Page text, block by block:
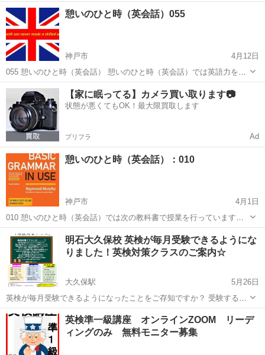
丁寧に行います。 ◆準一級～三級に対応 1コマ50分 / 4,500円 英検Ⓡ
兵庫 神戸市 貿易センター駅 英検
憩いのひと時（英会話）055
神戸市
4月12日
055 憩いのひと時（英会話） 憩いのひと時（英会話）では英語力を高
めるため様々な講座を用意しています。 また英語本の多読を推奨し、
単語力、英文解釈力の向上を目指しています。 ZOOMによるリモート
講座とem...
兵庫 神戸市 英検
【家に眠ってる】カメラ買い取ります📷
状態が悪くてもOK！最大限買取します
プリフラ Ad
憩いのひと時（英会話）：010
神戸市
4月1日
010 憩いのひと時（英会話）では次の教科書で授業を行っています。
無料ですので希望者はお申し込み下さい。
========================Web site https://en1.blog.jp/...
兵庫 神戸市 英検 1級
明石大久保校 英検が毎月受験できるようにな
りました！英検対策クラスのご案内☆
大久保駅
5月26日
英検が毎月受験できるようになったことをご存知ですか？ 受験する機
会が増えたことで、みなさんにとって最適なタイミングでのご受験が
可能になりました。当校では担当講師がひとりひとりに沿った学習プ
ランを計画し、英検合格へ向けて...
兵庫 明石市 大久保駅 英検 クラス
英検準一級講座 オンラインZOOM リーデ
ィングのみ 無料モニター募集